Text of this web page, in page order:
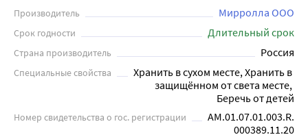
Производитель Мирролла ООО
Срок годности Длительный срок
Страна производитель Россия
Специальные свойства
Хранить в сухом месте, Хранить в
защищённом от света месте,
Беречь от детей
Номер свидетельства о гос. регистрации
АМ.01.07.01.003.R.
000389.11.20